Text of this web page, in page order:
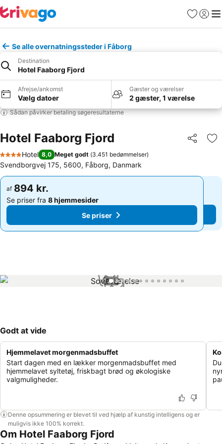
Favoritter
Log ind
Se alle overnatningssteder i Fåborg
Destination
Hotel Faaborg Fjord
Afrejse/ankomst
Vælg datoer
Gæster og værelser
2 gæster, 1 værelse
Sådan påvirker betaling søgeresultaterne
Hotel Faaborg Fjord Del
4 Stjerner
Hotel 8,0 Meget godt (3.451 bedømmelser)
Svendborgvej 175, 5600, Fåborg, Danmark
af 894 kr.
Se priser fra 8 hjemmesider
Se priser
af 894 kr.
Se priser fra 8 hjemmesider
Se priser
1 / 13
Godt at vide
Hjemmelavet morgenmadsbuffet
Start dagen med en lækker morgenmadsbuffet med
hjemmelavet syltetøj, friskbagt brød og økologiske
valgmuligheder.
Denne opsummering er blevet til ved hjælp af kunstig intelligens og er
muligvis ikke 100% korrekt.
Om Hotel Faaborg Fjord